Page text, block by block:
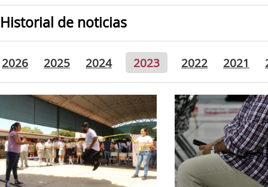
Historial de noticias
2026 2025 2024 2023 2022 2021